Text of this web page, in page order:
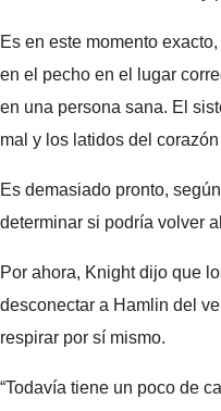
Es en este momento
en el pecho en el lugar
en una persona sana. El
mal y los latidos del
Es demasiado pronto,
determinar si podría volver
Por ahora, Knight dijo que
desconectar a Hamlin del
respirar por sí mismo.
“Todavía tiene un poco de